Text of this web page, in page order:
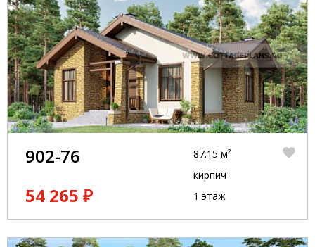
902-76
54 265 ₽
87.15 м²
кирпич
1 этаж